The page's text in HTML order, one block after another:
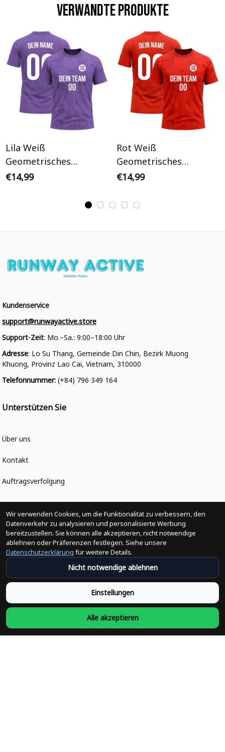
Verwandte Produkte
Lila Weiß
Geometrisches
Camouflage Mosaik
€14,99
Rot Weiß
Geometrisches
Camouflage Mosaik
Fußballtrikot
€14,99
Kundenservice
support@runwayactive.store
Support-Zeit: Mo.–Sa.: 9:00–18:00 Uhr
Adresse: Lo Su Thang, Gemeinde Din Chin, Bezirk Muong
Khuong, Provinz Lao Cai, Vietnam, 310000
Telefonnummer: (+84) 796 349 164
Unterstützen Sie
Über uns
Kontakt
Auftragsverfolgung
Politiken
Änderungen der Bestellung
Versandpolitik
Rückerstattungsrichtlinie
Rückgabepolitik
Wir verwenden Cookies, um die Funktionalität zu verbessern, den
Datenverkehr zu analysieren und personalisierte Werbung
bereitzustellen. Sie können alle akzeptieren, nicht notwendige
ablehnen oder Präferenzen festlegen. Siehe unsere
Datenschutzerklärung für weitere Details.
Nicht notwendige ablehnen
Einstellungen
Alle akzeptieren